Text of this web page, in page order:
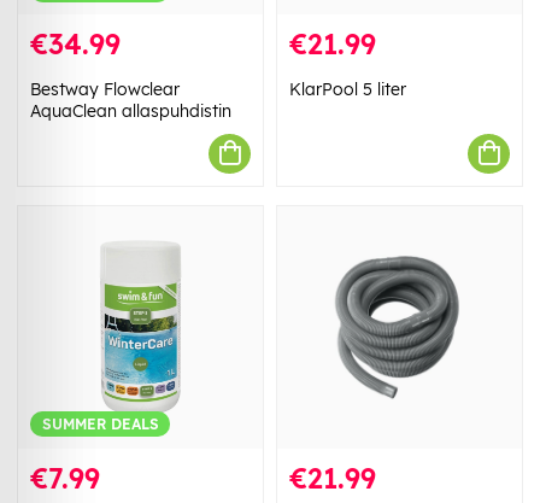
€34.99
Bestway Flowclear
AquaClean allaspuhdistin
€21.99
KlarPool 5 liter
SUMMER DEALS
€7.99 €21.99